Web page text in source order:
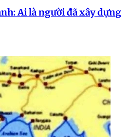
Ai là người đã xây dựng